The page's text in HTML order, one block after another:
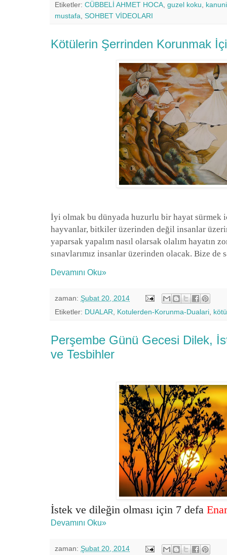
Etiketler: CÜBBELİ AHMET HOCA, guzel koku, kanuni
mustafa, SOHBET VİDEOLARI
Kötülerin Şerrinden Korunmak
İyi olmak bu dünyada huzurlu bir hayat sürmek
hayvanlar, bitkiler üzerinden değil insanlar
yaparsak yapalım nasıl olarsak olalım hayatın
sınavlarımız insanlar üzerinden olacak. Bize de
Devamını Oku»
zaman: Şubat 20, 2014
Etiketler: DUALAR Kotulerden-Korunma-Dualari
Perşembe Günü Gecesi Dilek,
ve Tesbihler
İstek ve dileğin olması için 7 defa
Devamını Oku»
zaman: Şubat 20, 2014